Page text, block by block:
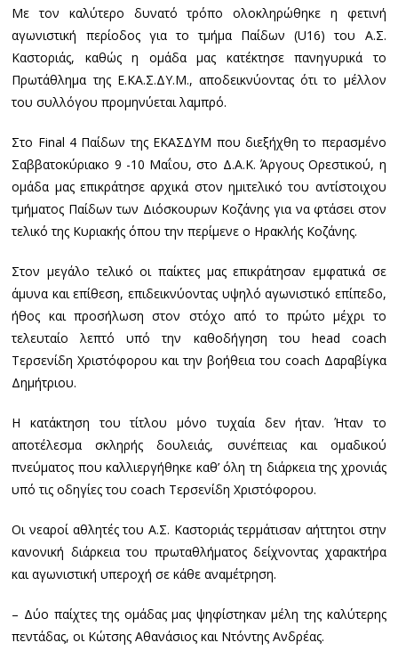
Με τον καλύτερο δυνατό τρόπο ολοκληρώθηκε η φετινή
αγωνιστική περίοδος για το τμήμα Παίδων (U16) του Α.Σ.
Καστοριάς, καθώς η ομάδα μας κατέκτησε πανηγυρικά το
Πρωτάθλημα της Ε.ΚΑ.Σ.ΔΥ.Μ., αποδεικνύοντας ότι το μέλλον
του συλλόγου προμηνύεται λαμπρό.
Στο Final 4 Παίδων της ΕΚΑΣΔΥΜ που διεξήχθη το περασμένο
Σαββατοκύριακο 9 -10 Μαΐου, στο Δ.Α.Κ. Άργους Ορεστικού, η
ομάδα μας επικράτησε αρχικά στον ημιτελικό του αντίστοιχου
τμήματος Παίδων των Διόσκουρων Κοζάνης για να φτάσει στον
τελικό της Κυριακής όπου την περίμενε ο Ηρακλής Κοζάνης.
Στον μεγάλο τελικό οι παίκτες μας επικράτησαν εμφατικά σε
άμυνα και επίθεση, επιδεικνύοντας υψηλό αγωνιστικό επίπεδο,
ήθος και προσήλωση στον στόχο από το πρώτο μέχρι το
τελευταίο λεπτό υπό την καθοδήγηση του head coach
Τερσενίδη Χριστόφορου και την βοήθεια του coach Δαραβίγκα
Δημήτριου.
Η κατάκτηση του τίτλου μόνο τυχαία δεν ήταν. Ήταν το
αποτέλεσμα σκληρής δουλειάς, συνέπειας και ομαδικού
πνεύματος που καλλιεργήθηκε καθ’ όλη τη διάρκεια της χρονιάς
υπό τις οδηγίες του coach Τερσενίδη Χριστόφορου.
Οι νεαροί αθλητές του Α.Σ. Καστοριάς τερμάτισαν αήττητοι στην
κανονική διάρκεια του πρωταθλήματος δείχνοντας χαρακτήρα
και αγωνιστική υπεροχή σε κάθε αναμέτρηση.
– Δύο παίχτες της ομάδας μας ψηφίστηκαν μέλη της καλύτερης
πεντάδας, οι Κώτσης Αθανάσιος και Ντόντης Ανδρέας.